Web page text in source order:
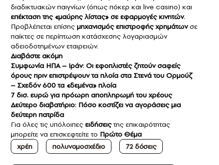
διαδικτυακών παιγνίων (όπως πόκερ και live casino) και
επέκταση της «μαύρης λίστας» σε εφαρμογές κινητών.
Προβλέπεται επίσης μηχανισμός επιστροφής χρημάτωνσε
παίκτες σε περίπτωση κατάσχεσης λογαριασμών
αδειοδοτημένων εταιρειών.
Διαβάστε ακόμη
Συμφωνία ΗΠΑ – Ιράν: Οι εφοπλιστές ζητούν σαφείς
όρους πριν επιστρέψουν τα πλοία στα Στενά του Ορμούζ
– Σχεδόν 600 τα «δεμένα» πλοία
7 δισ. ευρώ για πρόωρη αποπληρωμή του χρέους
Δεύτερο διαβατήριο: Πόσο κοστίζει να αγοράσεις μια
δεύτερη πατρίδα
Για όλες τις υπόλοιπες ειδήσειςτης επικαιρότητας
μπορείτε να επισκεφτείτε το Πρώτο Θέμα
χρέη
πολυνομοσχέδιο 72 δόσεις